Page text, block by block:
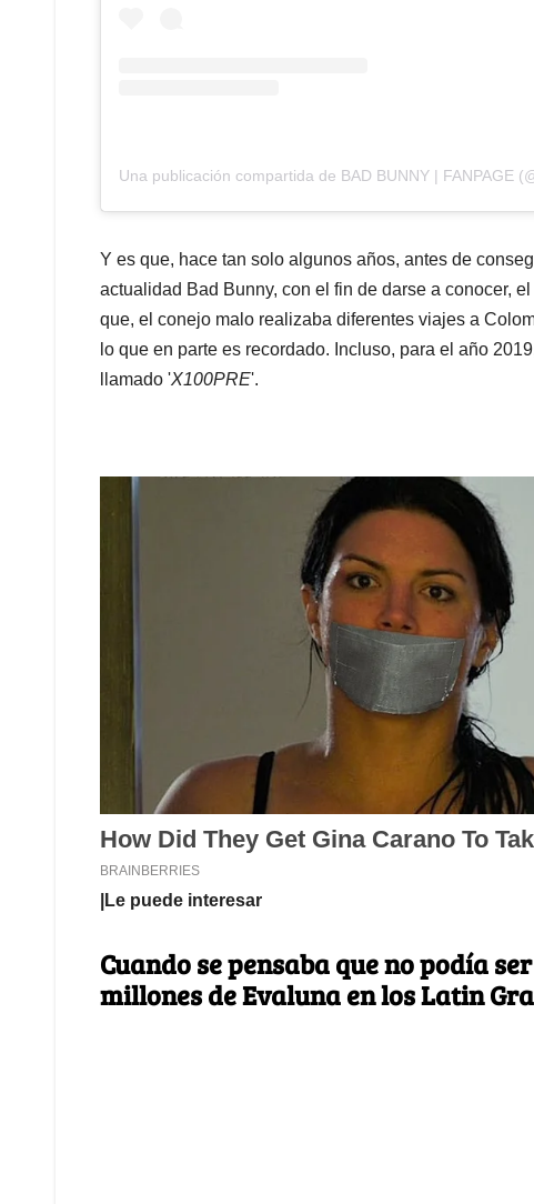
Una publicación compartida de BAD BUNNY | FANPAGE
Y es que, hace tan solo algunos años, antes de
actualidad Bad Bunny, con el fin de darse a conocer,
que, el conejo malo realizaba diferentes viajes a
lo que en parte es recordado. Incluso, para el año
llamado 'X100PRE'.
|Le puede interesar
Cuando se pensaba que no podía
millones de Evaluna en los Latin